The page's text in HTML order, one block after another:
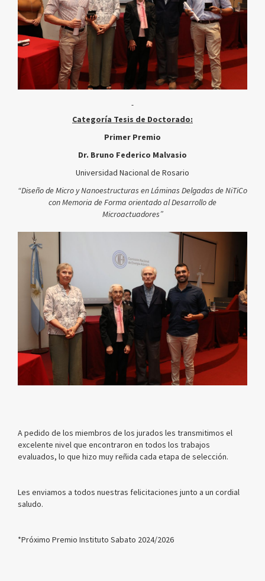
Categoría Tesis de Doctorado:
Primer Premio
Dr. Bruno Federico Malvasio
Universidad Nacional de Rosario
“Diseño de Micro y Nanoestructuras en Láminas Delgadas de NiTiCo
con Memoria de Forma orientado al Desarrollo de
Microactuadores”
A pedido de los miembros de los jurados les transmitimos el
excelente nivel que encontraron en todos los trabajos
evaluados, lo que hizo muy reñida cada etapa de selección.
Les enviamos a todos nuestras felicitaciones junto a un cordial
saludo.
*Próximo Premio Instituto Sabato 2024/2026